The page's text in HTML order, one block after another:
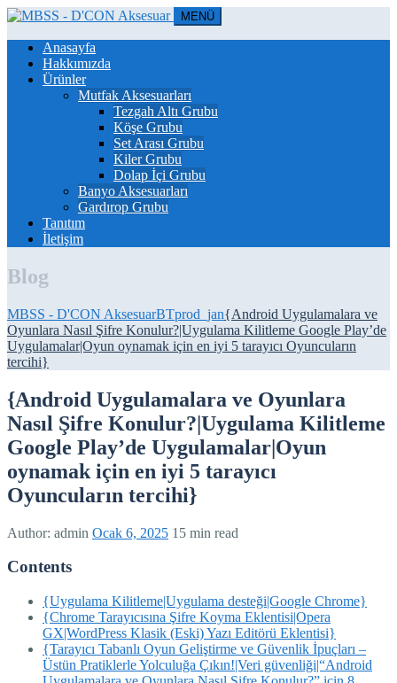
MENÜ
Anasayfa
Hakkımızda
Ürünler
Mutfak Aksesuarları
Tezgah Altı Grubu
Köşe Grubu
Set Arası Grubu
Kiler Grubu
Dolap İçi Grubu
Banyo Aksesuarları
Gardırop Grubu
Tanıtım
İletişim
Blog
MBSS - D'CON AksesuarBTprod_jan{Android Uygulamalara ve
Oyunlara Nasıl Şifre Konulur?|Uygulama Kilitleme Google Play’de
Uygulamalar|Oyun oynamak için en iyi 5 tarayıcı Oyuncuların
tercihi}
{Android Uygulamalara ve Oyunlara
Nasıl Şifre Konulur?|Uygulama Kilitleme
Google Play’de Uygulamalar|Oyun
oynamak için en iyi 5 tarayıcı
Oyuncuların tercihi}
Author: admin Ocak 6, 2025 15 min read
Contents
{Uygulama Kilitleme|Uygulama desteği|Google Chrome}
{Chrome Tarayıcısına Şifre Koyma Eklentisi|Opera
GX|WordPress Klasik (Eski) Yazı Editörü Eklentisi}
{Tarayıcı Tabanlı Oyun Geliştirme ve Güvenlik İpuçları –
Üstün Pratiklerle Yolculuğa Çıkın!|Veri güvenliği|“Android